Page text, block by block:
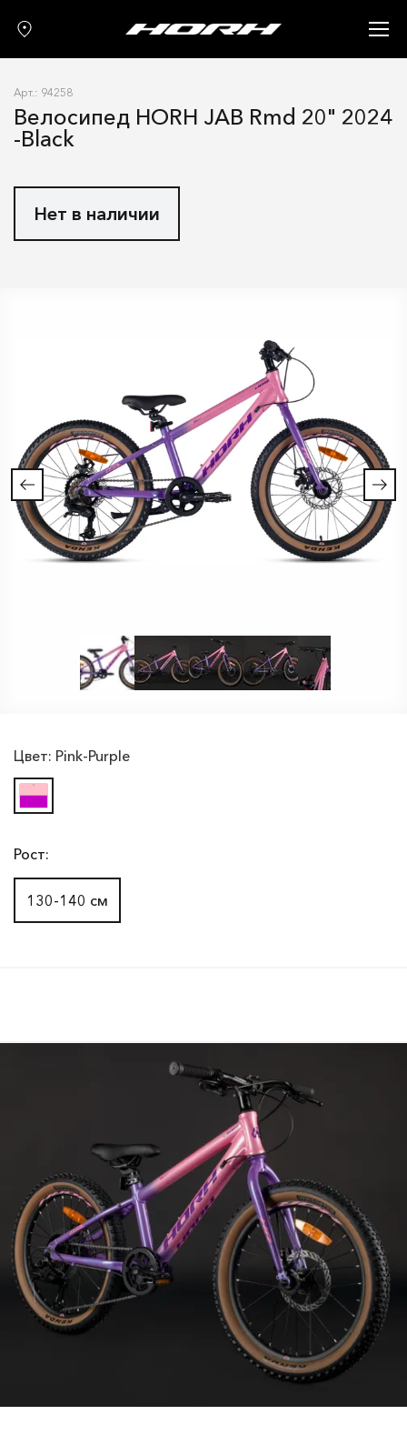
Запчасти
Аксессуары
О нас
Гарантия
Арт.: 94258
Велосипед HORH JAB Rmd 20" 2024
-Black
Нет в наличии
Цвет: Pink-Purple
Рост:
130-140 см